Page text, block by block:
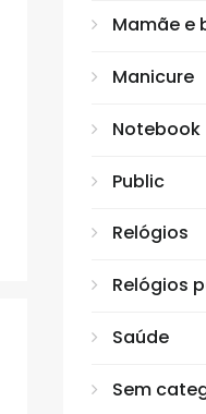
Mamãe e
Manicure
Notebook
Public
Relógios
Relógios
Saúde
Sem